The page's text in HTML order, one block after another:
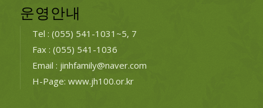
운영안내
Tel : (055) 541-1031~5, 7
Fax : (055) 541-1036
Email : jinhfamily@naver.com
H-Page: www.jh100.or.kr